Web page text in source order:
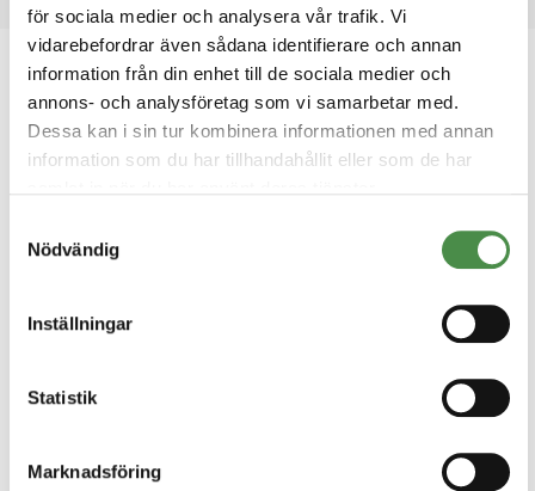
för sociala medier och analysera vår trafik. Vi
vidarebefordrar även sådana identifierare och annan
information från din enhet till de sociala medier och
annons- och analysföretag som vi samarbetar med.
Dessa kan i sin tur kombinera informationen med annan
information som du har tillhandahållit eller som de har
Nödvändig
Inställningar
Statistik
Marknadsföring
Med stöd från Boets
verksamhetsutvecklare